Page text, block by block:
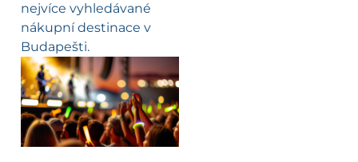
nejvíce vyhledávané
nákupní destinace v
Budapešti.